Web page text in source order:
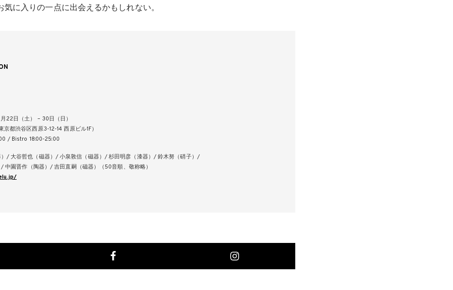
に入りの一点に出会えるかもしれない。
22日（土） – 30日（日）
京都渋谷区西原3-12-14 西原ビル1F）
/ Bistro 18:00-25:00
/ 大谷哲也（磁器）/ 小泉敦信（磁器）/ 杉田明彦（漆器）/ 鈴木努（硝子）/
中園晋作（陶器）/ 吉田直嗣（磁器）（50音順、敬称略）